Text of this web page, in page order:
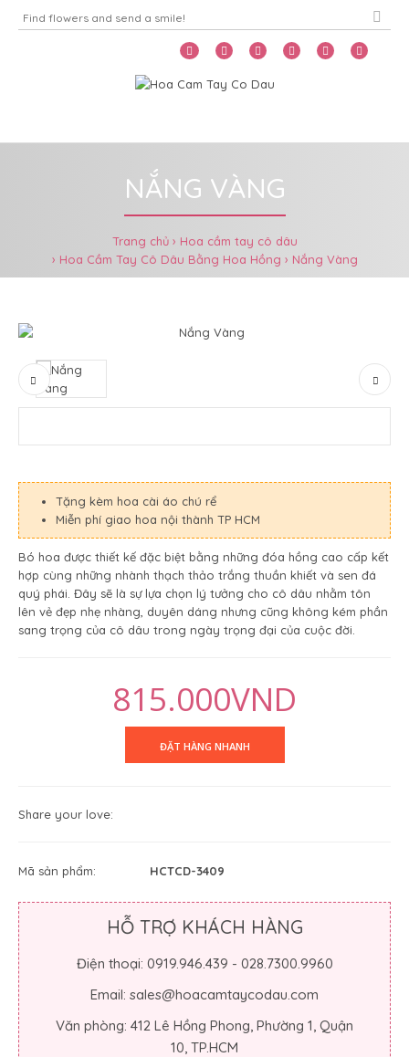
NẮNG VÀNG
Trang chủ
Hoa cầm tay cô dâu
Hoa Cầm Tay Cô Dâu Bằng Hoa Hồng
Nắng Vàng
Tặng kèm hoa cài áo chú rể
Miễn phí giao hoa nội thành TP HCM
Bó hoa được thiết kế đặc biệt bằng những đóa hồng cao cấp kết
hợp cùng những nhành thạch thảo trắng thuần khiết và sen đá
quý phái. Đây sẽ là sự lựa chọn lý tưởng cho cô dâu nhằm tôn
lên vẻ đẹp nhẹ nhàng, duyên dáng nhưng cũng không kém phần
sang trọng của cô dâu trong ngày trọng đại của cuộc đời.
815.000VND
Share your love:
Mã sản phẩm: HCTCD-3409
HỖ TRỢ KHÁCH HÀNG
Điện thoại: 0919.946.439 - 028.7300.9960
Email: sales@hoacamtaycodau.com
Văn phòng: 412 Lê Hồng Phong, Phường 1, Quận
10, TP.HCM